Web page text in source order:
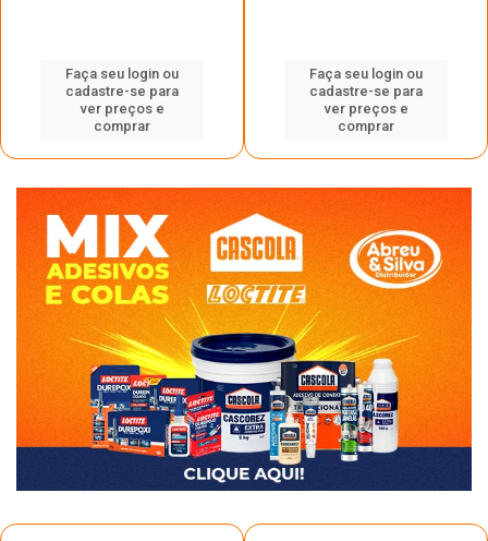
Faça seu login ou
cadastre-se para
ver preços e
comprar
Faça seu login ou
cadastre-se para
ver preços e
comprar